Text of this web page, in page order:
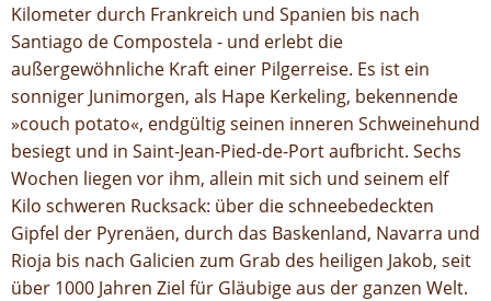
Kilometer durch Frankreich und Spanien bis nach
Santiago de Compostela - und erlebt die
außergewöhnliche Kraft einer Pilgerreise. Es ist ein
sonniger Junimorgen, als Hape Kerkeling, bekennende
»couch potato«, endgültig seinen inneren Schweinehund
besiegt und in Saint-Jean-Pied-de-Port aufbricht. Sechs
Wochen liegen vor ihm, allein mit sich und seinem elf
Kilo schweren Rucksack: über die schneebedeckten
Gipfel der Pyrenäen, durch das Baskenland, Navarra und
Rioja bis nach Galicien zum Grab des heiligen Jakob, seit
über 1000 Jahren Ziel für Gläubige aus der ganzen Welt.